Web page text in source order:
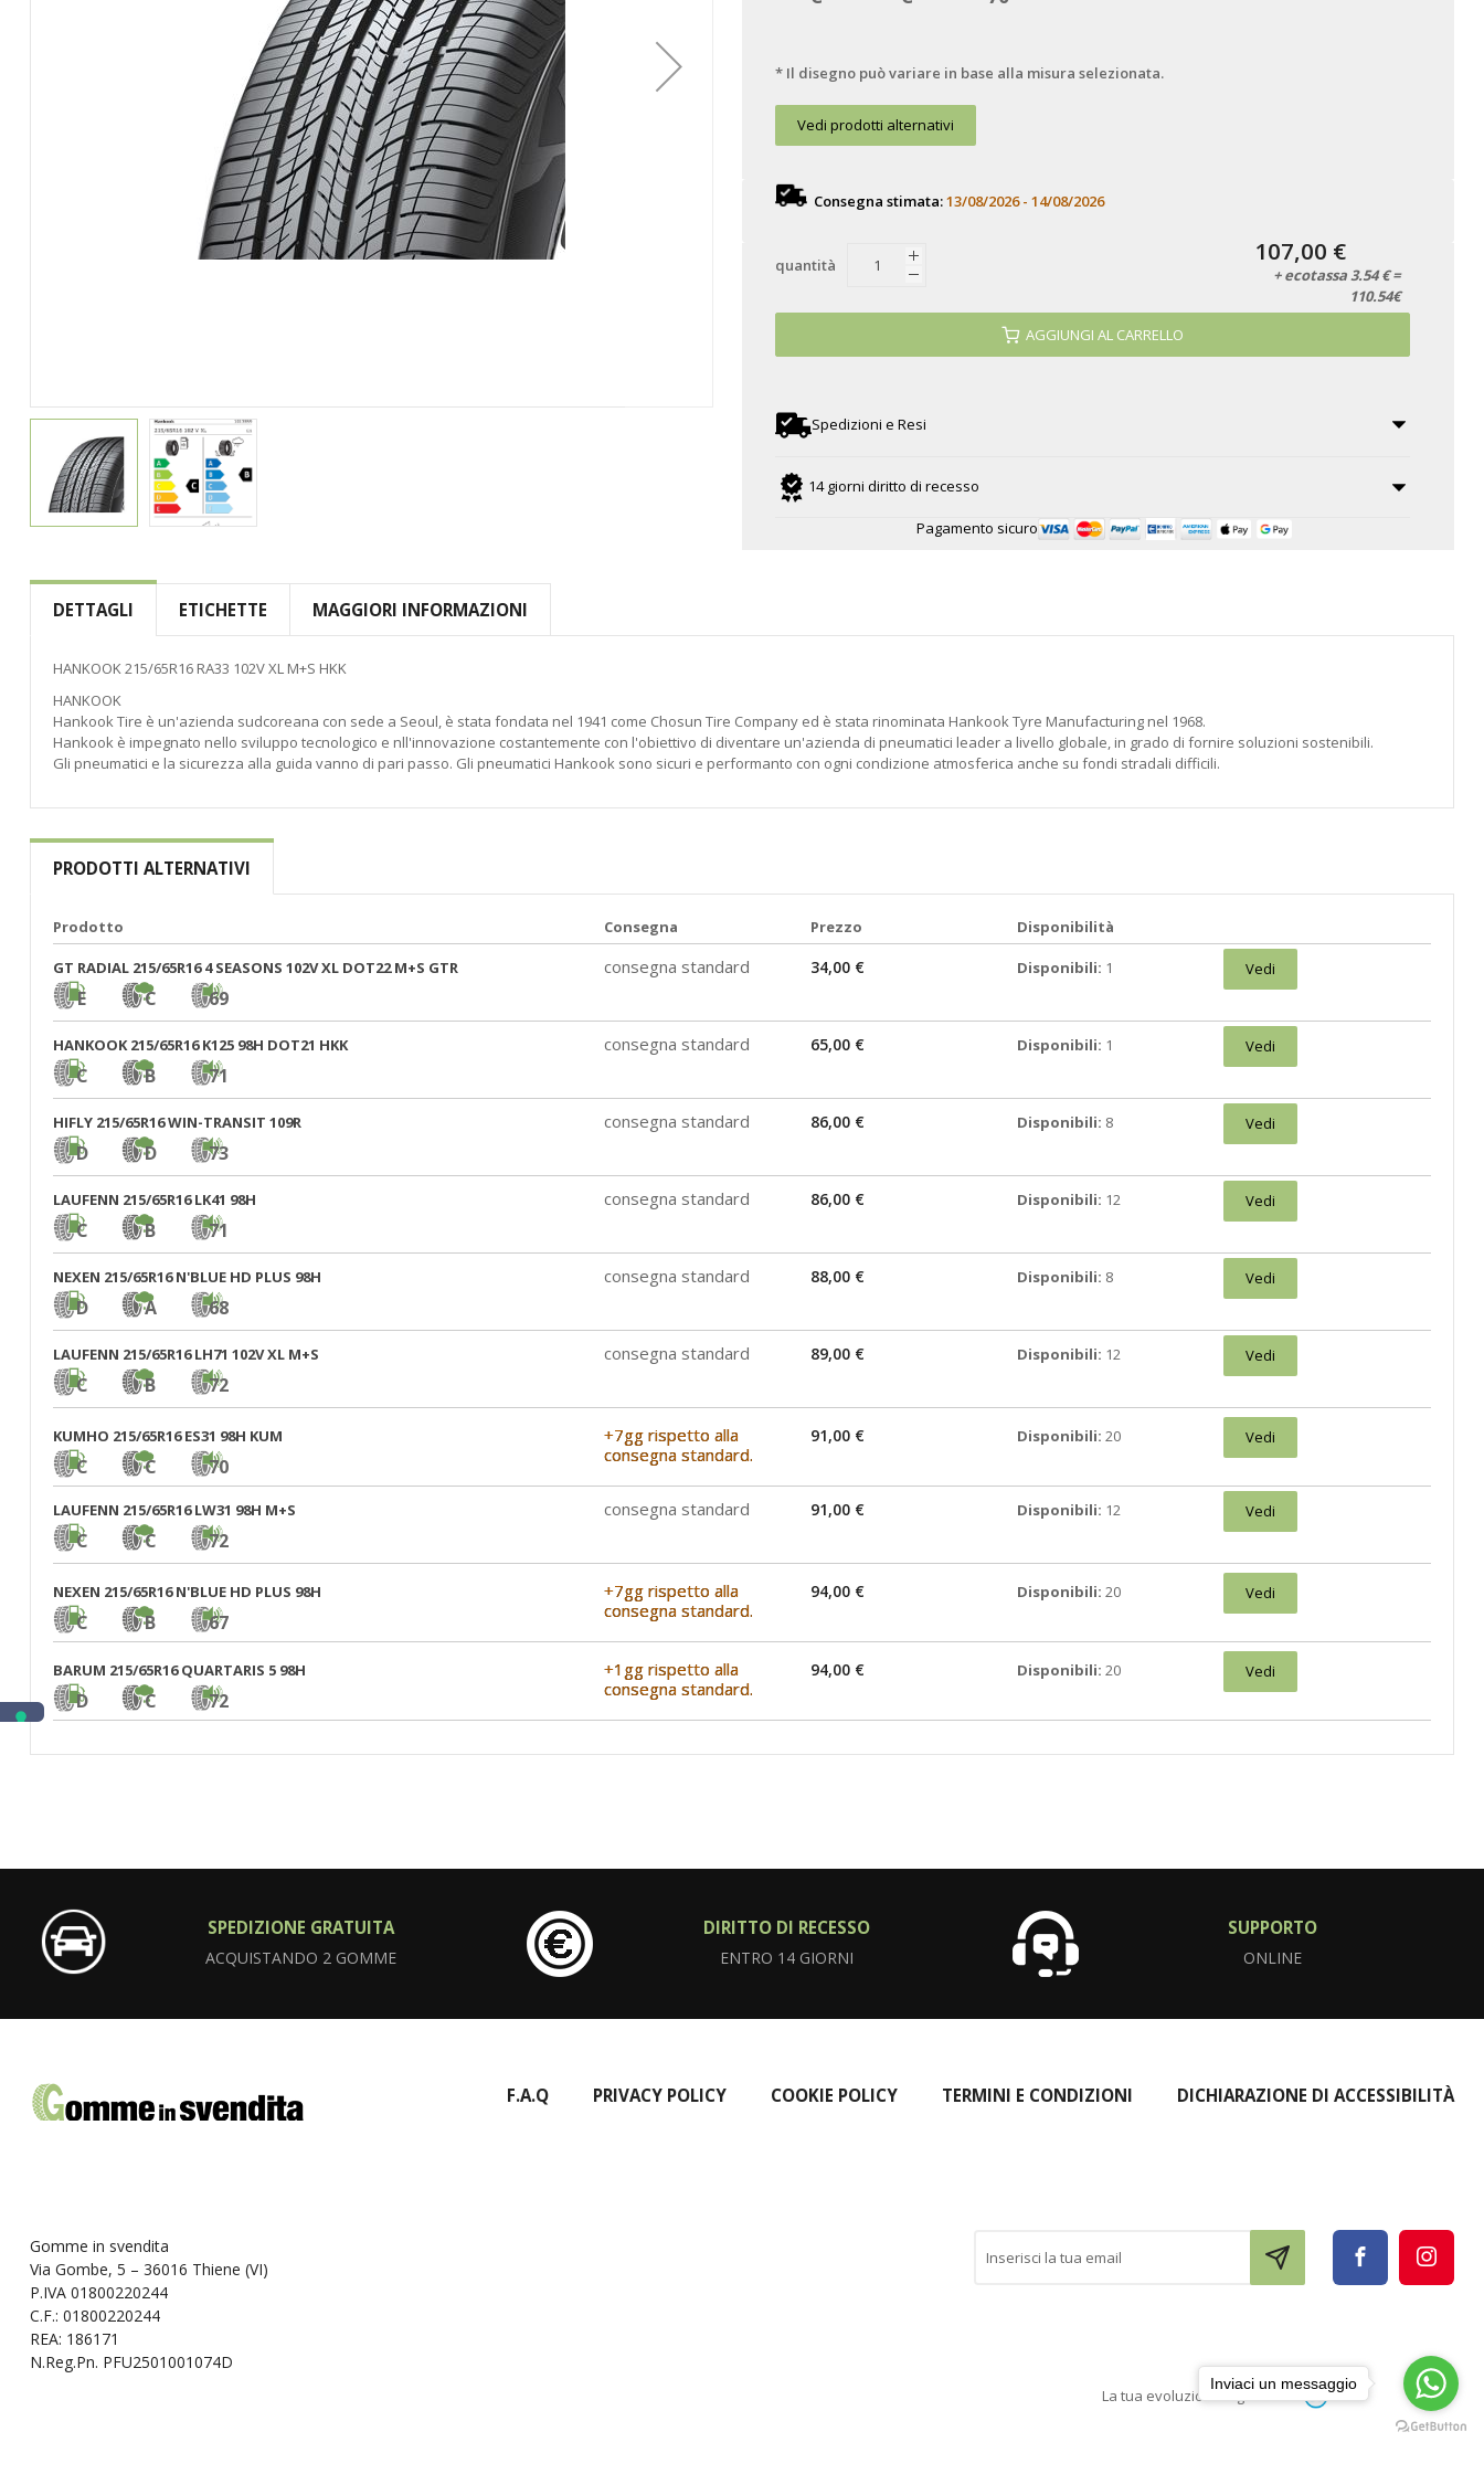
* Il disegno può variare in base alla misura selezionata.
Vedi prodotti alternativi
Consegna stimata:13/08/2026 - 14/08/2026
quantità
AGGIUNGI AL CARRELLO
Spedizioni e Resi
14 giorni diritto di recesso
Pagamento sicuro
107,00 €
+ ecotassa 3.54 € =
110.54€
della
galleria
DETTAGLI ETICHETTE MAGGIORI INFORMAZIONI
HANKOOK 215/65R16 RA33 102V XL M+S HKK
HANKOOK
Hankook Tire è un'azienda sudcoreana con sede a Seoul, è stata fondata nel 1941 come Chosun Tire Company ed è stata rinominata Hankook Tyre Manufacturing nel 1968.
Hankook è impegnato nello sviluppo tecnologico e nll'innovazione costantemente con l'obiettivo di diventare un'azienda di pneumatici leader a livello globale, in grado di fornire soluzioni sostenibili.
Gli pneumatici e la sicurezza alla guida vanno di pari passo. Gli pneumatici Hankook sono sicuri e performanto con ogni condizione atmosferica anche su fondi stradali difficili.
PRODOTTI ALTERNATIVI
Prodotto Consegna Prezzo Disponibilità
GT RADIAL 215/65R16 4 SEASONS 102V XL DOT22 M+S GTR
E C 69
consegna standard 34,00 € Disponibili: 1 Vedi
HANKOOK 215/65R16 K125 98H DOT21 HKK
C B 71
consegna standard 65,00 € Disponibili: 1 Vedi
HIFLY 215/65R16 WIN-TRANSIT 109R
D D 73
consegna standard 86,00 € Disponibili: 8 Vedi
LAUFENN 215/65R16 LK41 98H
C B 71
consegna standard 86,00 € Disponibili: 12 Vedi
NEXEN 215/65R16 N'BLUE HD PLUS 98H
D A 68
consegna standard 88,00 € Disponibili: 8 Vedi
LAUFENN 215/65R16 LH71 102V XL M+S
C B 72
consegna standard 89,00 € Disponibili: 12 Vedi
KUMHO 215/65R16 ES31 98H KUM
C C 70
+7gg rispetto alla
consegna standard.
91,00 € Disponibili: 20 Vedi
LAUFENN 215/65R16 LW31 98H M+S
C C 72
consegna standard 91,00 € Disponibili: 12 Vedi
NEXEN 215/65R16 N'BLUE HD PLUS 98H
C B 67
+7gg rispetto alla
consegna standard.
94,00 € Disponibili: 20 Vedi
BARUM 215/65R16 QUARTARIS 5 98H
D C 72
+1gg rispetto alla
consegna standard.
94,00 € Disponibili: 20 Vedi
SPEDIZIONE GRATUITA
ACQUISTANDO 2 GOMME
DIRITTO DI RECESSO
ENTRO 14 GIORNI
SUPPORTO
ONLINE
F.A.Q PRIVACY POLICY COOKIE POLICY TERMINI E CONDIZIONI DICHIARAZIONE DI ACCESSIBILITÀ
Gomme in svendita
Via Gombe, 5 – 36016 Thiene (VI)
P.IVA 01800220244
C.F.: 01800220244
REA: 186171
N.Reg.Pn. PFU2501001074D
La tua evoluzione digitale con
Inviaci un messaggio